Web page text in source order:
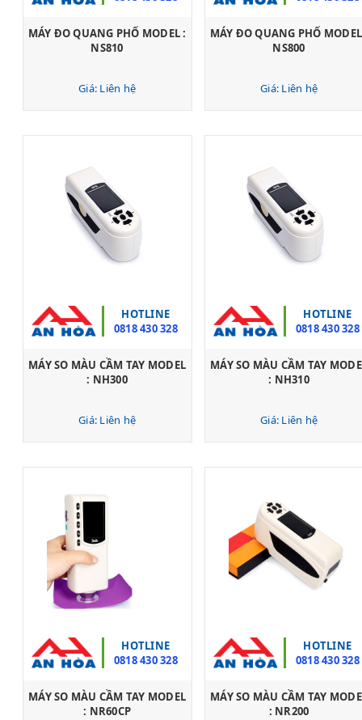
MÁY ĐO QUANG PHỔ MODEL :
NS810
Giá: Liên hệ
MÁY ĐO QUANG PHỔ
NS800
Giá: Liên hệ
HOTLINE
0818 430 328
MÁY SO MÀU CẦM TAY MODEL
: NH300
Giá: Liên hệ
HOTLINE
0818 430 328
MÁY SO MÀU CẦM TAY
: NH310
Giá: Liên hệ
HOTLINE
0818 430 328
MÁY SO MÀU CẦM TAY MODEL
: NR60CP
HOTLINE
0818 430 328
MÁY SO MÀU CẦM TAY
: NR200